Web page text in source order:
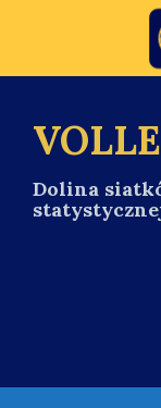
p
Dolina